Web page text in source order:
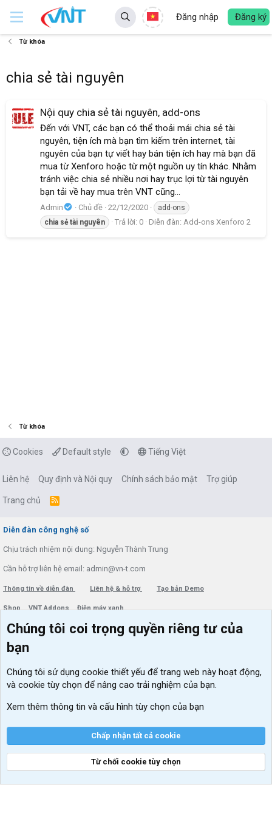
Đăng nhập Đăng ký
Từ khóa
chia sẻ tài nguyên
Nội quy chia sẻ tài nguyên, add-ons
Đến với VNT, các bạn có thể thoải mái chia sẻ tài
nguyên, tiện ích mà bạn tìm kiếm trên internet, tài
nguyên của bạn tự viết hay bán tiện ích hay mà bạn đã
mua từ Xenforo hoặc từ một nguồn uy tín khác. Nhằm
tránh việc chia sẻ nhiều nơi hay trục lợi từ tài nguyên
bạn tải về hay mua trên VNT cũng...
Admin Chủ đề 22/12/2020
add-ons
chia sẻ tài nguyên Trả lời: 0 Diễn đàn: Add-ons Xenforo 2
Từ khóa
Cookies Default style Tiếng Việt
Liên hệ Quy định và Nội quy Chính sách bảo mật Trợ giúp
Trang chủ
R
Diễn đàn công nghệ số
Chịu trách nhiệm nội dung: Nguyễn Thành Trung
Cần hỗ trợ liên hệ email: admin@vn-t.com
Thông tin về diễn đàn Liên hệ & hỗ trợ Tạo bản Demo
Shop VNT Addons Điện máy xanh
Menu thành viên
Đăng nhập
Diễn đàn
Kích hoạt Windows/ Office miễn phí
VIP add-ons Xenforo
Khuyến mãi và tài trợ
Chúng tôi coi trọng quyền riêng tư của
bạn
Chúng tôi sử dụng cookie thiết yếu để trang web này hoạt động,
và cookie tùy chọn để nâng cao trải nghiệm của bạn.
Xem thêm thông tin và cấu hình tùy chọn của bạn
Chấp nhận tất cả cookie
Từ chối cookie tùy chọn